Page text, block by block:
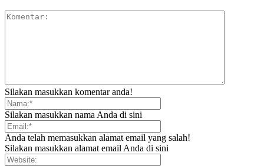
Silakan masukkan komentar anda!
Silakan masukkan nama Anda di sini
Anda telah memasukkan alamat email yang salah!
Silakan masukkan alamat email Anda di sini